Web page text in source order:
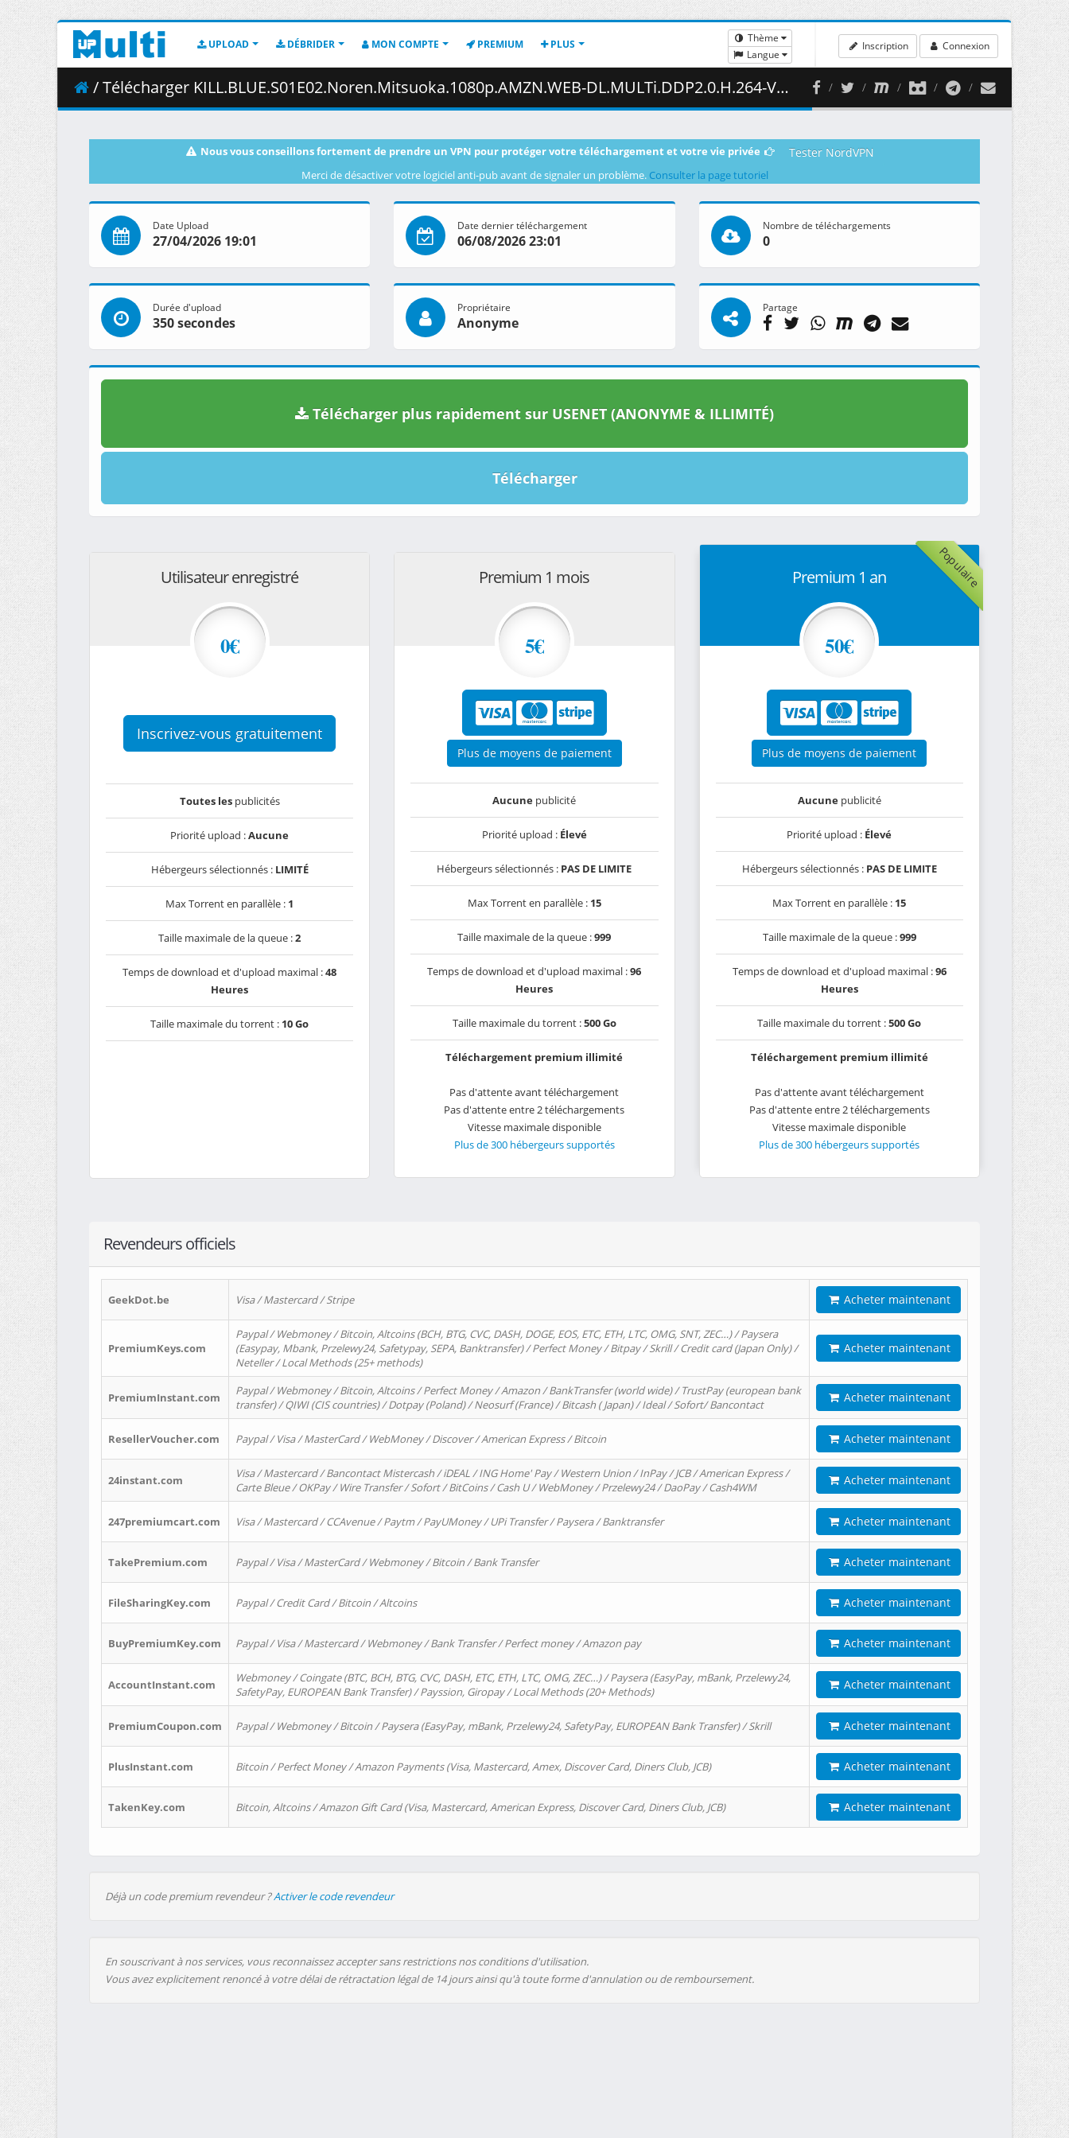
UPLOAD DÉBRIDER MON COMPTE PREMIUM PLUS
Thème
Langue
Inscription Connexion
/ Télécharger KILL.BLUE.S01E02.Noren.Mitsuoka.1080p.AMZN.WEB-DL.MULTi.DDP2.0.H.264-VARYG.mkv.002 ( 481.85 MB )
Nous vous conseillons fortement de prendre un VPN pour protéger votre téléchargement et votre vie privée Tester NordVPN
Merci de désactiver votre logiciel anti-pub avant de signaler un problème. Consulter la page tutoriel
Date Upload
27/04/2026 19:01
Date dernier téléchargement
06/08/2026 23:01
Nombre de téléchargements
0
Durée d'upload
350 secondes
Propriétaire
Anonyme
Partage
Télécharger plus rapidement sur USENET (ANONYME & ILLIMITÉ)
Télécharger
Utilisateur enregistré
0€
Inscrivez-vous gratuitement
Toutes lespublicités
Priorité upload :Aucune
Hébergeurs sélectionnés : LIMITÉ
Max Torrent en parallèle : 1
Taille maximale de la queue :2
Temps de download et d'upload maximal :48
Heures
Taille maximale du torrent : 10 Go
Premium 1 mois
5€
Plus de moyens de paiement
Aucune publicité
Priorité upload : Élevé
Hébergeurs sélectionnés : PAS DE LIMITE
Max Torrent en parallèle : 15
Taille maximale de la queue :999
Temps de download et d'upload maximal :96
Heures
Taille maximale du torrent :500 Go
Téléchargement premium illimité
Pas d'attente avant téléchargement
Pas d'attente entre 2 téléchargements
Vitesse maximale disponible
Plus de 300 hébergeurs supportés
Populaire
Premium 1 an
50€
Plus de moyens de paiement
Aucunepublicité
Priorité upload : Élevé
Hébergeurs sélectionnés : PAS DE LIMITE
Max Torrent en parallèle : 15
Taille maximale de la queue :999
Temps de download et d'upload maximal :96
Heures
Taille maximale du torrent :500 Go
Téléchargement premium illimité
Pas d'attente avant téléchargement
Pas d'attente entre 2 téléchargements
Vitesse maximale disponible
Plus de 300 hébergeurs supportés
Revendeurs officiels
GeekDot.be Visa / Mastercard / Stripe Acheter maintenant
PremiumKeys.com
Paypal / Webmoney / Bitcoin, Altcoins (BCH, BTG, CVC, DASH, DOGE, EOS, ETC, ETH, LTC, OMG, SNT, ZEC…) / Paysera
(Easypay, Mbank, Przelewy24, Safetypay, SEPA, Banktransfer) / Perfect Money / Bitpay / Skrill / Credit card (Japan Only) /
Neteller / Local Methods (25+ methods)
Acheter maintenant
PremiumInstant.com
Paypal / Webmoney / Bitcoin, Altcoins / Perfect Money / Amazon / BankTransfer (world wide) / TrustPay (european bank
transfer) / QIWI (CIS countries) / Dotpay (Poland) / Neosurf (France) / Bitcash ( Japan) / Ideal / Sofort/ Bancontact
Acheter maintenant
ResellerVoucher.com Paypal / Visa / MasterCard / WebMoney / Discover / American Express / Bitcoin Acheter maintenant
24instant.com
Visa / Mastercard / Bancontact Mistercash / iDEAL / ING Home' Pay / Western Union / InPay / JCB / American Express /
Carte Bleue / OKPay / Wire Transfer / Sofort / BitCoins / Cash U / WebMoney / Przelewy24 / DaoPay / Cash4WM
Acheter maintenant
247premiumcart.com Visa / Mastercard / CCAvenue / Paytm / PayUMoney / UPi Transfer / Paysera / Banktransfer Acheter maintenant
TakePremium.com Paypal / Visa / MasterCard / Webmoney / Bitcoin / Bank Transfer Acheter maintenant
FileSharingKey.com Paypal / Credit Card / Bitcoin / Altcoins Acheter maintenant
BuyPremiumKey.com Paypal / Visa / Mastercard / Webmoney / Bank Transfer / Perfect money / Amazon pay Acheter maintenant
AccountInstant.com
Webmoney / Coingate (BTC, BCH, BTG, CVC, DASH, ETC, ETH, LTC, OMG, ZEC…) / Paysera (EasyPay, mBank, Przelewy24,
SafetyPay, EUROPEAN Bank Transfer) / Payssion, Giropay / Local Methods (20+ Methods)
Acheter maintenant
PremiumCoupon.com Paypal / Webmoney / Bitcoin / Paysera (EasyPay, mBank, Przelewy24, SafetyPay, EUROPEAN Bank Transfer) / Skrill Acheter maintenant
PlusInstant.com Bitcoin / Perfect Money / Amazon Payments (Visa, Mastercard, Amex, Discover Card, Diners Club, JCB) Acheter maintenant
TakenKey.com Bitcoin, Altcoins / Amazon Gift Card (Visa, Mastercard, American Express, Discover Card, Diners Club, JCB) Acheter maintenant
Déjà un code premium revendeur ?Activer le code revendeur
En souscrivant à nos services, vous reconnaissez accepter sans restrictions nos conditions d'utilisation.
Vous avez explicitement renoncé à votre délai de rétractation légal de 14 jours ainsi qu'à toute forme d'annulation ou de remboursement.